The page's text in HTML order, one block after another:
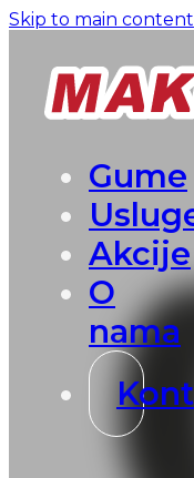
Skip to main content
Gume
Akcije
O
nama